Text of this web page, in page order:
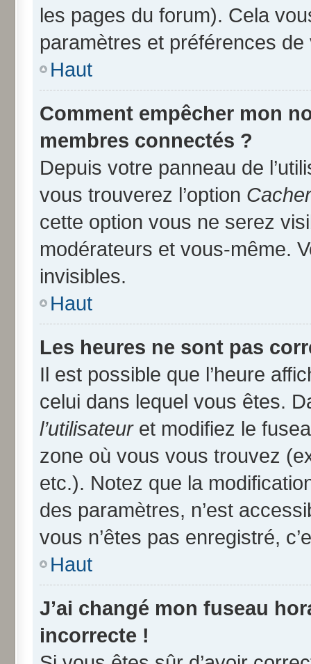
les pages du forum). Cela
paramètres et préférences
Haut
Comment empêcher mon
membres connectés ?
Depuis votre panneau de
vous trouverez l’option
cette option vous ne serez
modérateurs et vous-même.
invisibles.
Haut
Les heures ne sont pas
Il est possible que l’heure
celui dans lequel vous êtes.
l’utilisateuret modifiez le
zone où vous vous trouvez
etc.). Notez que la
des paramètres, n’est
vous n’êtes pas enregistré,
Haut
J’ai changé mon fuseau
incorrecte !